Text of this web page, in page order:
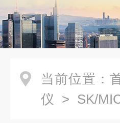
当前位置：
仪 > SK/